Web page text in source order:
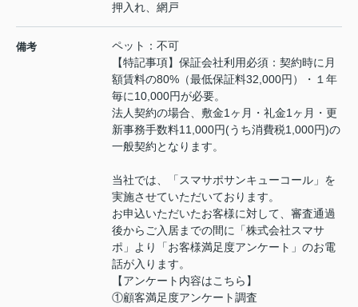
押入れ、網戸
備考
ペット：不可
【特記事項】保証会社利用必須：契約時に月
額賃料の80%（最低保証料32,000円）・１年
毎に10,000円が必要。
法人契約の場合、敷金1ヶ月・礼金1ヶ月・更
新事務手数料11,000円(うち消費税1,000円)の
一般契約となります。
当社では、「スマサポサンキューコール」を
実施させていただいております。
お申込いただいたお客様に対して、審査通過
後からご入居までの間に「株式会社スマサ
ポ」より「お客様満足度アンケート」のお電
話が入ります。
【アンケート内容はこちら】
①顧客満足度アンケート調査